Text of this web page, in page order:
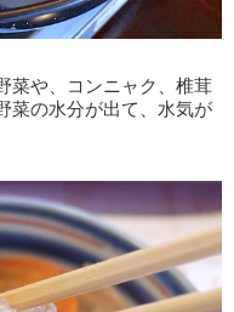
菜や、コンニャク、椎茸
菜の水分が出て、水気が